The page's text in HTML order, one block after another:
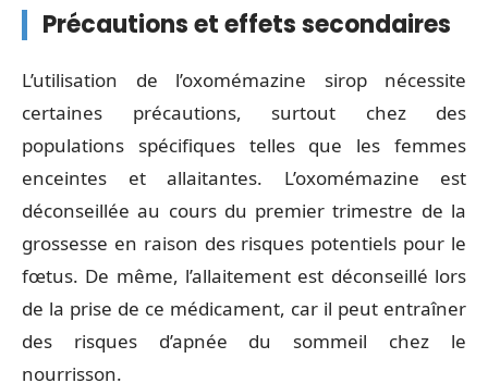
Précautions et effets secondaires
L’utilisation de l’oxomémazine sirop nécessite
certaines précautions, surtout chez des
populations spécifiques telles que les femmes
enceintes et allaitantes. L’oxomémazine est
déconseillée au cours du premier trimestre de la
grossesse en raison des risques potentiels pour le
fœtus. De même, l’allaitement est déconseillé lors
de la prise de ce médicament, car il peut entraîner
des risques d’apnée du sommeil chez le
nourrisson.